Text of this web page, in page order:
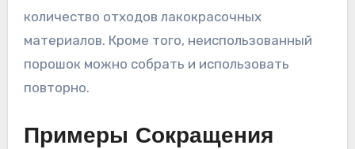
количество отходов лакокрасочных
материалов. Кроме того, неиспользованный
порошок можно собрать и использовать
повторно.
Примеры Сокращения